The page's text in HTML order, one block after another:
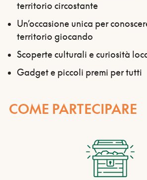
territorio circostante
Un’occasione unica per
territorio giocando
Scoperte culturali e curiosità
Gadget e piccoli premi per tutti
COME PARTECIPARE